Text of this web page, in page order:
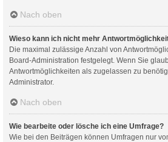
Nach oben
Wieso kann ich nicht mehr
Die maximal zulässige Anzahl von
Board-Administration festgelegt. Wenn Sie
Antwortmöglichkeiten als zugelassen zu
Administrator.
Nach oben
Wie bearbeite oder lösche ich eine Umfrage?
Wie bei den Beiträgen können Umfragen nur